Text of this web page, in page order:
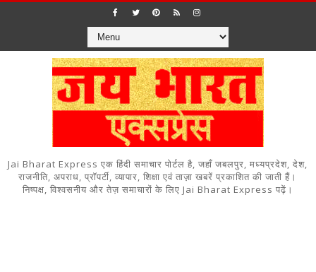
Jai Bharat Express एक हिंदी समाचार पोर्टल है, जहाँ जबलपुर, मध्यप्रदेश, देश,
राजनीति, अपराध, प्रॉपर्टी, व्यापार, शिक्षा एवं ताज़ा खबरें प्रकाशित की जाती हैं।
निष्पक्ष, विश्वसनीय और तेज़ समाचारों के लिए Jai Bharat Express पढ़ें।